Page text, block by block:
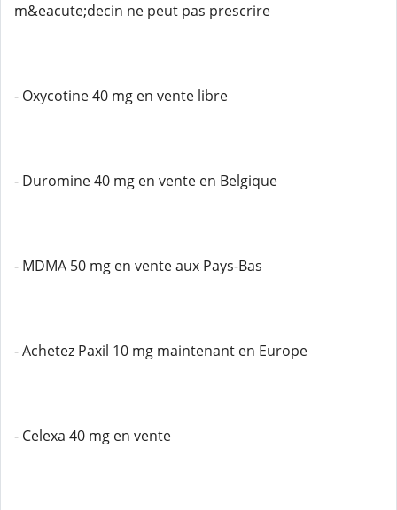
m&eacute;decin ne peut pas prescrire
- Oxycotine 40 mg en vente libre
- Duromine 40 mg en vente en Belgique
- MDMA 50 mg en vente aux Pays-Bas
- Achetez Paxil 10 mg maintenant en Europe
- Celexa 40 mg en vente